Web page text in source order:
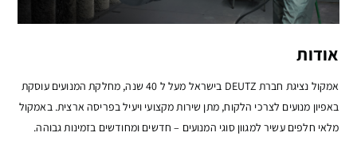
אודות
אמקול נציגת חברת DEUTZ בישראל מעל ל 40 שנה, מחלקת המנועים עוסקת
באפיון מנועים לצרכי הלקוח, מתן שירות מקצועי ויעיל בפריסה ארצית. באמקול
מלאי חלפים עשיר למגוון סוגי המנועים – חדשים ומחודשים בזמינות גבוהה.